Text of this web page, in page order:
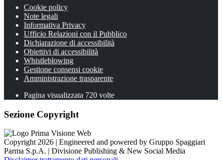
Cookie policy
Note legali
Informativa Privacy
Ufficio Relazioni con il Pubblico
Dichiarazione di accessibilità
Obiettivi di accessibilità
Whistleblowing
Gestione consensi cookie
Amministrazione trasparente
Pagina visualizzata 720 volte
Sezione Copyright
Copyright 2026 | Engineered and powered by Gruppo Spaggiari
Parma S.p.A. | Divisione Publishing & New Social Media